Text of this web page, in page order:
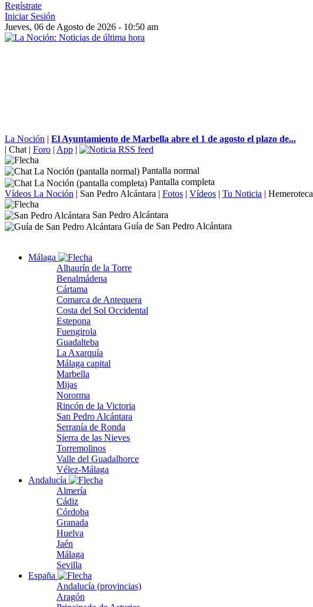
Regístrate
Iniciar Sesión
Jueves, 06 de Agosto de 2026 - 10:50 am
La Noción | El Ayuntamiento de Marbella abre el 1 de agosto el plazo de...
| Chat | Foro | App |
Pantalla normal
Pantalla completa
Vídeos La Noción | San Pedro Alcántara | Fotos | Vídeos | Tu Noticia | Hemeroteca
San Pedro Alcántara
Guía de San Pedro Alcántara
Málaga
Alhaurín de la Torre
Benalmádena
Cártama
Comarca de Antequera
Costa del Sol Occidental
Estepona
Fuengirola
Guadalteba
La Axarquía
Málaga capital
Marbella
Mijas
Nororma
Rincón de la Victoria
San Pedro Alcántara
Serranía de Ronda
Sierra de las Nieves
Torremolinos
Valle del Guadalhorce
Vélez-Málaga
Andalucía
Almería
Cádiz
Córdoba
Granada
Huelva
Jaén
Málaga
Sevilla
España
Andalucía (provincias)
Aragón